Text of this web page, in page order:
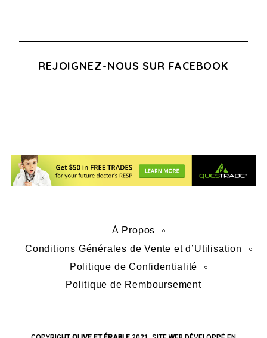
REJOIGNEZ-NOUS SUR FACEBOOK
À Propos
Conditions Générales de Vente et d’Utilisation
Politique de Confidentialité
Politique de Remboursement